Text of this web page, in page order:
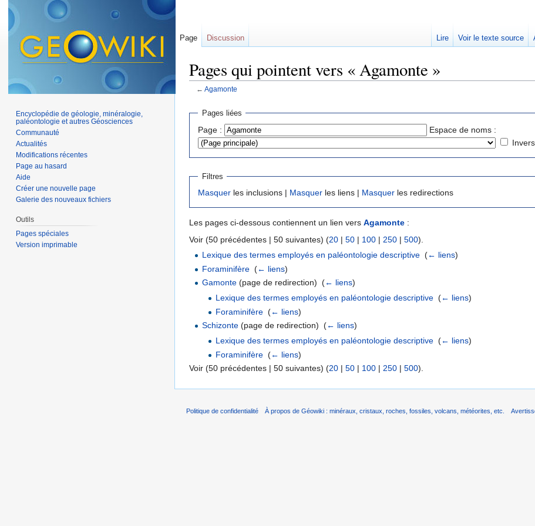
Pages qui pointent vers « Agamonte »
← Agamonte
Pages liées
Page :
Espace de noms :
Filtres
Masquer les inclusions | Masquer les liens | Masquer les redirections
Les pages ci-dessous contiennent un lien vers Agamonte :
Voir (50 précédentes | 50 suivantes) (20 | 50 | 100 | 250 | 500).
Lexique des termes employés en paléontologie descriptive ‎(← liens)
Foraminifère ‎(← liens)
Gamonte (page de redirection) ‎(← liens)
Lexique des termes employés en paléontologie descriptive‎ (← liens)
Foraminifère‎ (← liens)
Schizonte (page de redirection) ‎(← liens)
Lexique des termes employés en paléontologie descriptive‎ (← liens)
Foraminifère‎ (← liens)
Voir (50 précédentes | 50 suivantes) (20 | 50 | 100 | 250 | 500).
Page Discussion Lire Voir le texte source
Encyclopédie de géologie, minéralogie,
paléontologie et autres Géosciences
Communauté
Actualités
Modifications récentes
Page au hasard
Aide
Créer une nouvelle page
Galerie des nouveaux fichiers
Outils
Pages spéciales
Version imprimable
Politique de confidentialité À propos de Géowiki : minéraux, cristaux, roches, fossiles, volcans, météorites, etc.